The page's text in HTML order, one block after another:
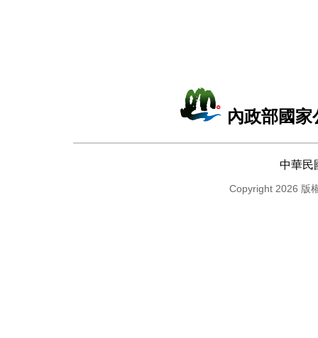
內政部國
中華民
Copyright 2026 版